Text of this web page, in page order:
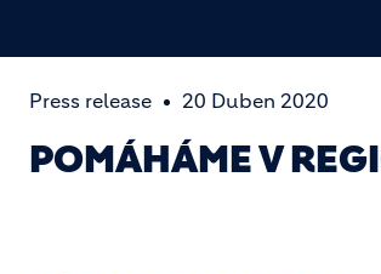
Press release 20 Duben 2020
POMÁHÁME V